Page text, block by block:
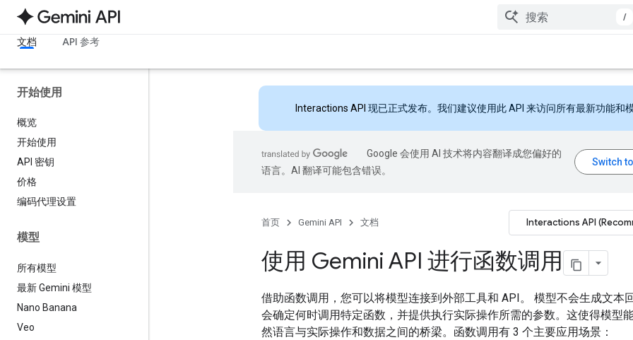
/
文档 API 参考
开始使用
概览
开始使用
API 密钥
价格
编码代理设置
模型
所有模型
最新 Gemini 模型
Nano Banana
Veo
Interactions API 现已正式发布。我们建议使用此 API 来访问所有最新功能和模
Google 会使用 AI 技术将内容翻译成您偏好的
语言。AI 翻译可能包含错误。
首页 Gemini API 文档 Interactions API
使用 Gemini API 进行函数调用
借助函数调用，您可以将模型连接到外部工具和 API。 模型不会生成文本
会确定何时调用特定函数，并提供执行实际操作所需的参数。这使得模型
然语言与实际操作和数据之间的桥梁。函数调用有 3 个主要应用场景：